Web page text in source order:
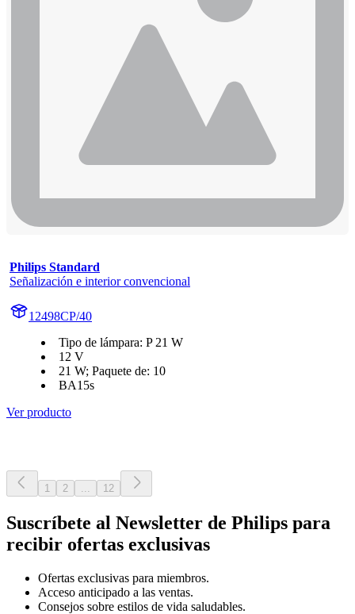
Philips Standard
Señalización e interior convencional
12498CP/40
Tipo de lámpara: P 21 W
12 V
21 W; Paquete de: 10
BA15s
Ver producto
1 2 12
Suscríbete al Newsletter de Philips para
recibir ofertas exclusivas
Ofertas exclusivas para miembros.
Acceso anticipado a las ventas.
Consejos sobre estilos de vida saludables.